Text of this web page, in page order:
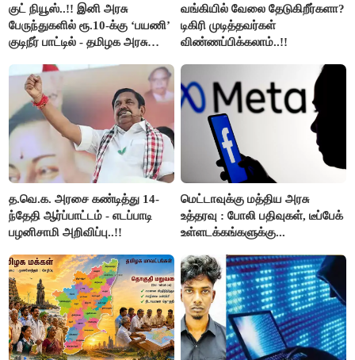
குட் நியூஸ்..!! இனி அரசு
பேருந்துகளில் ரூ.10-க்கு ‘பயணி’
குடிநீர் பாட்டில் - தமிழக அரசு
வங்கியில் வேலை தேடுகிறீர்களா?
டிகிரி முடித்தவர்கள்
விண்ணப்பிக்கலாம்..!!
த.வெ.க. அரசை கண்டித்து 14-
ந்தேதி ஆர்ப்பாட்டம் - எடப்பாடி
பழனிசாமி அறிவிப்பு..!!
மெட்டாவுக்கு மத்திய அரசு
உத்தரவு : போலி பதிவுகள், டீப்பேக்
உள்ளடக்கங்களுக்கு...